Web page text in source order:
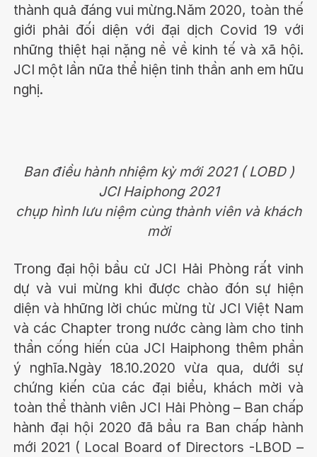
thành quả đáng vui mừng.Năm 2020, toàn thế
giới phải đối diện với đại dịch Covid 19 với
những thiệt hại nặng nề về kinh tế và xã hội.
JCI một lần nữa thể hiện tinh thần anh em hữu
nghị.
Ban điều hành nhiệm kỳ mới 2021 ( LOBD )
JCI Haiphong 2021
chụp hình lưu niệm cùng thành viên và khách
mời
Trong đại hội bầu cử JCI Hải Phòng rất vinh
dự và vui mừng khi được chào đón sự hiện
diện và hhững lời chúc mừng từ JCI Việt Nam
và các Chapter trong nước càng làm cho tinh
thần cống hiến của JCI Haiphong thêm phần
ý nghĩa.Ngày 18.10.2020 vừa qua, dưới sự
chứng kiến của các đại biểu, khách mời và
toàn thể thành viên JCI Hải Phòng – Ban chấp
hành đại hội 2020 đã bầu ra Ban chấp hành
mới 2021 ( Local Board of Directors -LBOD –